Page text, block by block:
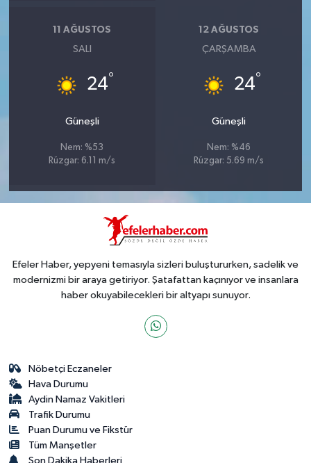
11 AĞUSTOS
SALI
24°
Güneşli
Nem: %53
Rüzgar: 6.11 m/s
12 AĞUSTOS
ÇARŞAMBA
24°
Güneşli
Nem: %46
Rüzgar: 5.69 m/s
Efeler Haber, yepyeni temasıyla sizleri buluştururken, sadelik ve
modernizmi bir araya getiriyor. Şatafattan kaçınıyor ve insanlara
haber okuyabilecekleri bir altyapı sunuyor.
Nöbetçi Eczaneler
Hava Durumu
Aydin Namaz Vakitleri
Trafik Durumu
Puan Durumu ve Fikstür
Tüm Manşetler
Son Dakika Haberleri